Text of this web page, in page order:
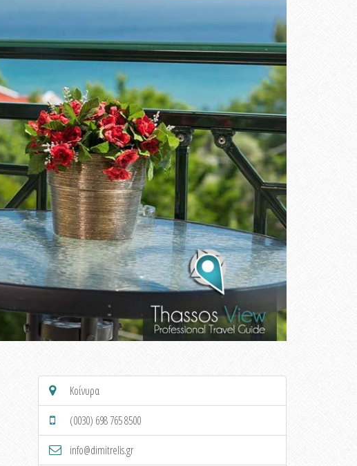
Κοίνυρα
(0030) 698 765 8500
info@dimitrelis.gr